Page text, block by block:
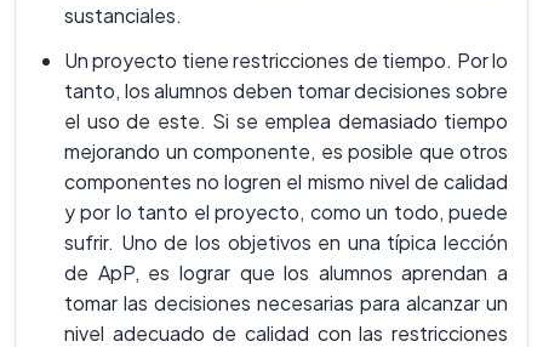
sustanciales.
Un proyecto tiene restricciones de tiempo. Por lo
tanto, los alumnos deben tomar decisiones sobre
el uso de este. Si se emplea demasiado tiempo
mejorando un componente, es posible que otros
componentes no logren el mismo nivel de calidad
y por lo tanto el proyecto, como un todo, puede
sufrir. Uno de los objetivos en una típica lección
de ApP, es lograr que los alumnos aprendan a
tomar las decisiones necesarias para alcanzar un
nivel adecuado de calidad con las restricciones